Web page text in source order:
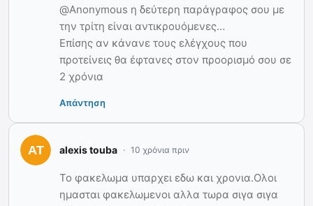
@Anonymous η δεύτερη παράγραφος σου με
την τρίτη είναι αντικρουόμενες…
Επίσης αν κάνανε τους ελέγχους που
προτείνεις θα έφτανες στον προορισμό σου σε
2 χρόνια
Απάντηση
alexis touba 10 χρόνια πριν
Το φακελωμα υπαρχει εδω και χρονια.Ολοι
ημασται φακελωμενοι αλλα τωρα σιγα σιγα